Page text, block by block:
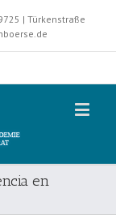
| Türkenstraße
en